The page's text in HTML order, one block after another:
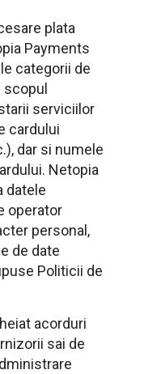
plata
Payments
categorii de
serviciilor
cardului
dar si numele
Netopia
datele
operator
personal,
de date
Politicii de
acorduri
sai de